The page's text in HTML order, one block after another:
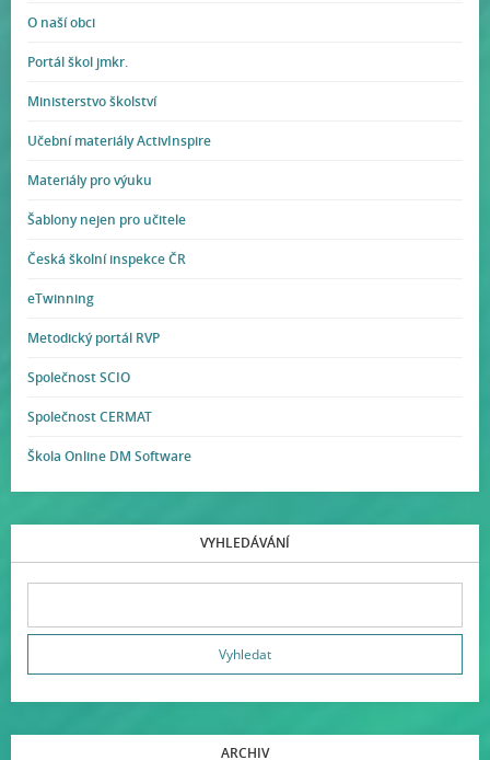
O naší obci
Portál škol jmkr.
Ministerstvo školství
Učební materiály ActivInspire
Materiály pro výuku
Šablony nejen pro učitele
Česká školní inspekce ČR
eTwinning
Metodický portál RVP
Společnost SCIO
Společnost CERMAT
Škola Online DM Software
VYHLEDÁVÁNÍ
ARCHIV